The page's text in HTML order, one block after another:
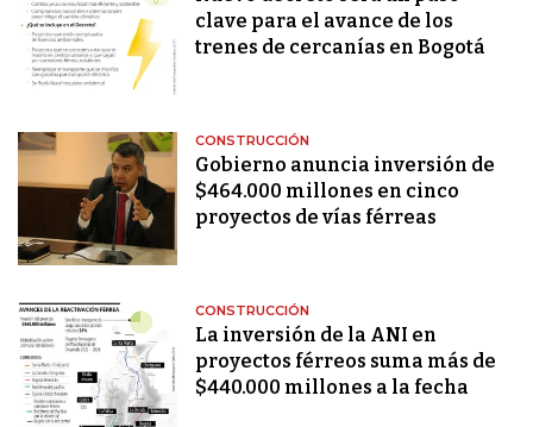
clave para el avance de los
trenes de cercanías en Bogotá
CONSTRUCCIÓN
Gobierno anuncia inversión de
$464.000 millones en cinco
proyectos de vías férreas
CONSTRUCCIÓN
La inversión de la ANI en
proyectos férreos suma más de
$440.000 millones a la fecha